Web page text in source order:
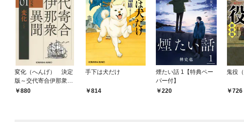
変化（へんげ） 決定
版～交代寄合伊那衆異
聞（1）～
880
手下は犬だけ
814
煙たい話 1【特典ペー
パー付】
220
鬼役
726